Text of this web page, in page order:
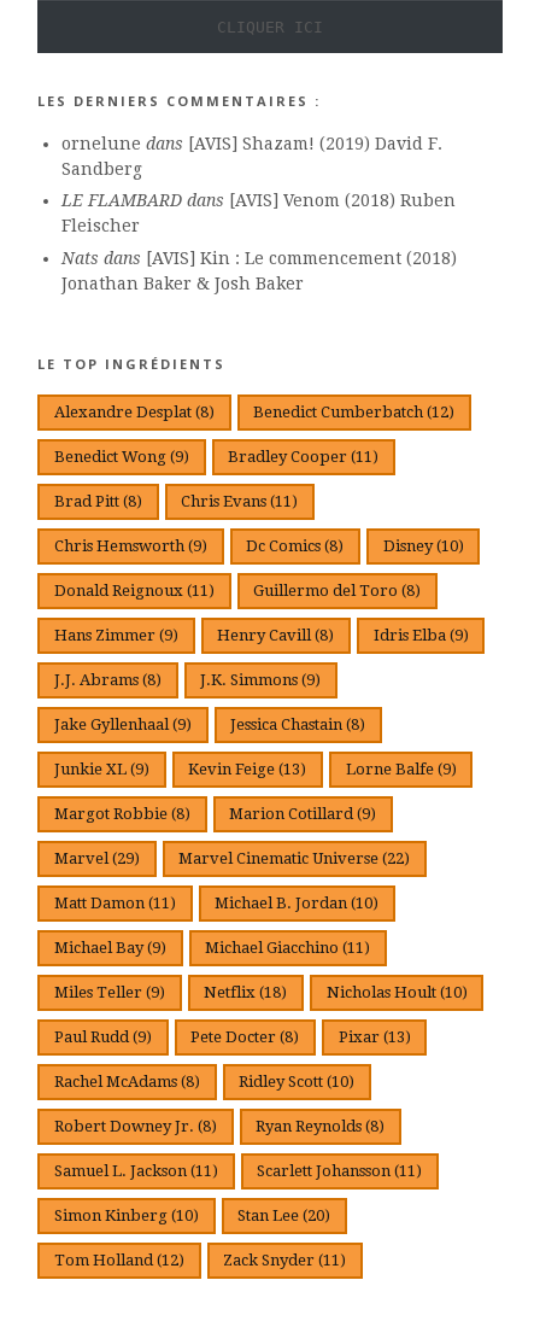
CLIQUER ICI
LES DERNIERS COMMENTAIRES :
ornelune dans [AVIS] Shazam! (2019) David F.
Sandberg
LE FLAMBARDdans [AVIS] Venom (2018) Ruben
Fleischer
Nats dans [AVIS] Kin : Le commencement (2018)
Jonathan Baker & Josh Baker
LE TOP INGRÉDIENTS
Alexandre Desplat (8) Benedict Cumberbatch (12)
Benedict Wong (9) Bradley Cooper (11)
Brad Pitt (8) Chris Evans (11)
Chris Hemsworth (9) Dc Comics (8) Disney(10)
Donald Reignoux (11) Guillermo del Toro (8)
Hans Zimmer (9) Henry Cavill(8) Idris Elba(9)
J.J. Abrams (8) J.K. Simmons (9)
Jake Gyllenhaal(9) Jessica Chastain (8)
Junkie XL (9) Kevin Feige (13) Lorne Balfe(9)
Margot Robbie (8) Marion Cotillard(9)
Marvel(29) Marvel Cinematic Universe (22)
Matt Damon (11) Michael B. Jordan (10)
Michael Bay(9) Michael Giacchino (11)
Miles Teller (9) Netflix (18) Nicholas Hoult(10)
Paul Rudd(9) Pete Docter (8) Pixar(13)
Rachel McAdams (8) Ridley Scott (10)
Robert Downey Jr. (8) Ryan Reynolds (8)
Samuel L. Jackson (11) Scarlett Johansson (11)
Simon Kinberg (10) Stan Lee (20)
Tom Holland(12) Zack Snyder (11)